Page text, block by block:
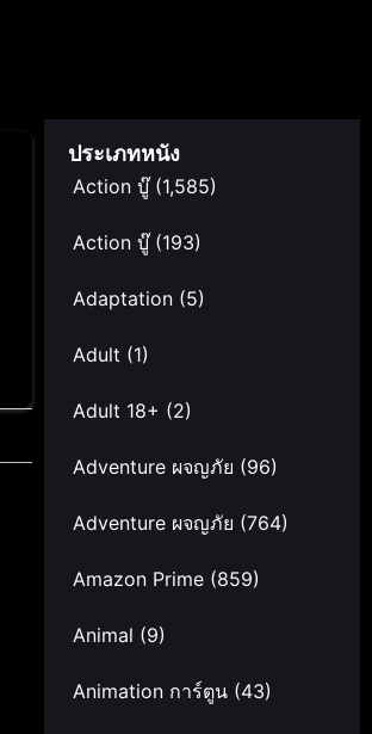
ประเภทหนัง
Action บู๊(1,585)
Action บู๊(193)
Adaptation (5)
Adult (1)
Adult 18+ (2)
Adventure ผจญภัย (96)
Adventure ผจญภัย (764)
Amazon Prime (859)
Animal (9)
Animation การ์ตูน (43)